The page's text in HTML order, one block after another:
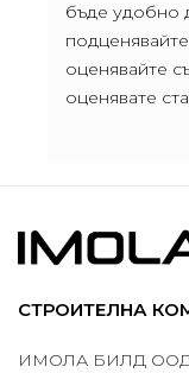
бъде удобно
оценявайте
оценявате
СТРОИТЕЛНА
ИМОЛА БИЛД ООД